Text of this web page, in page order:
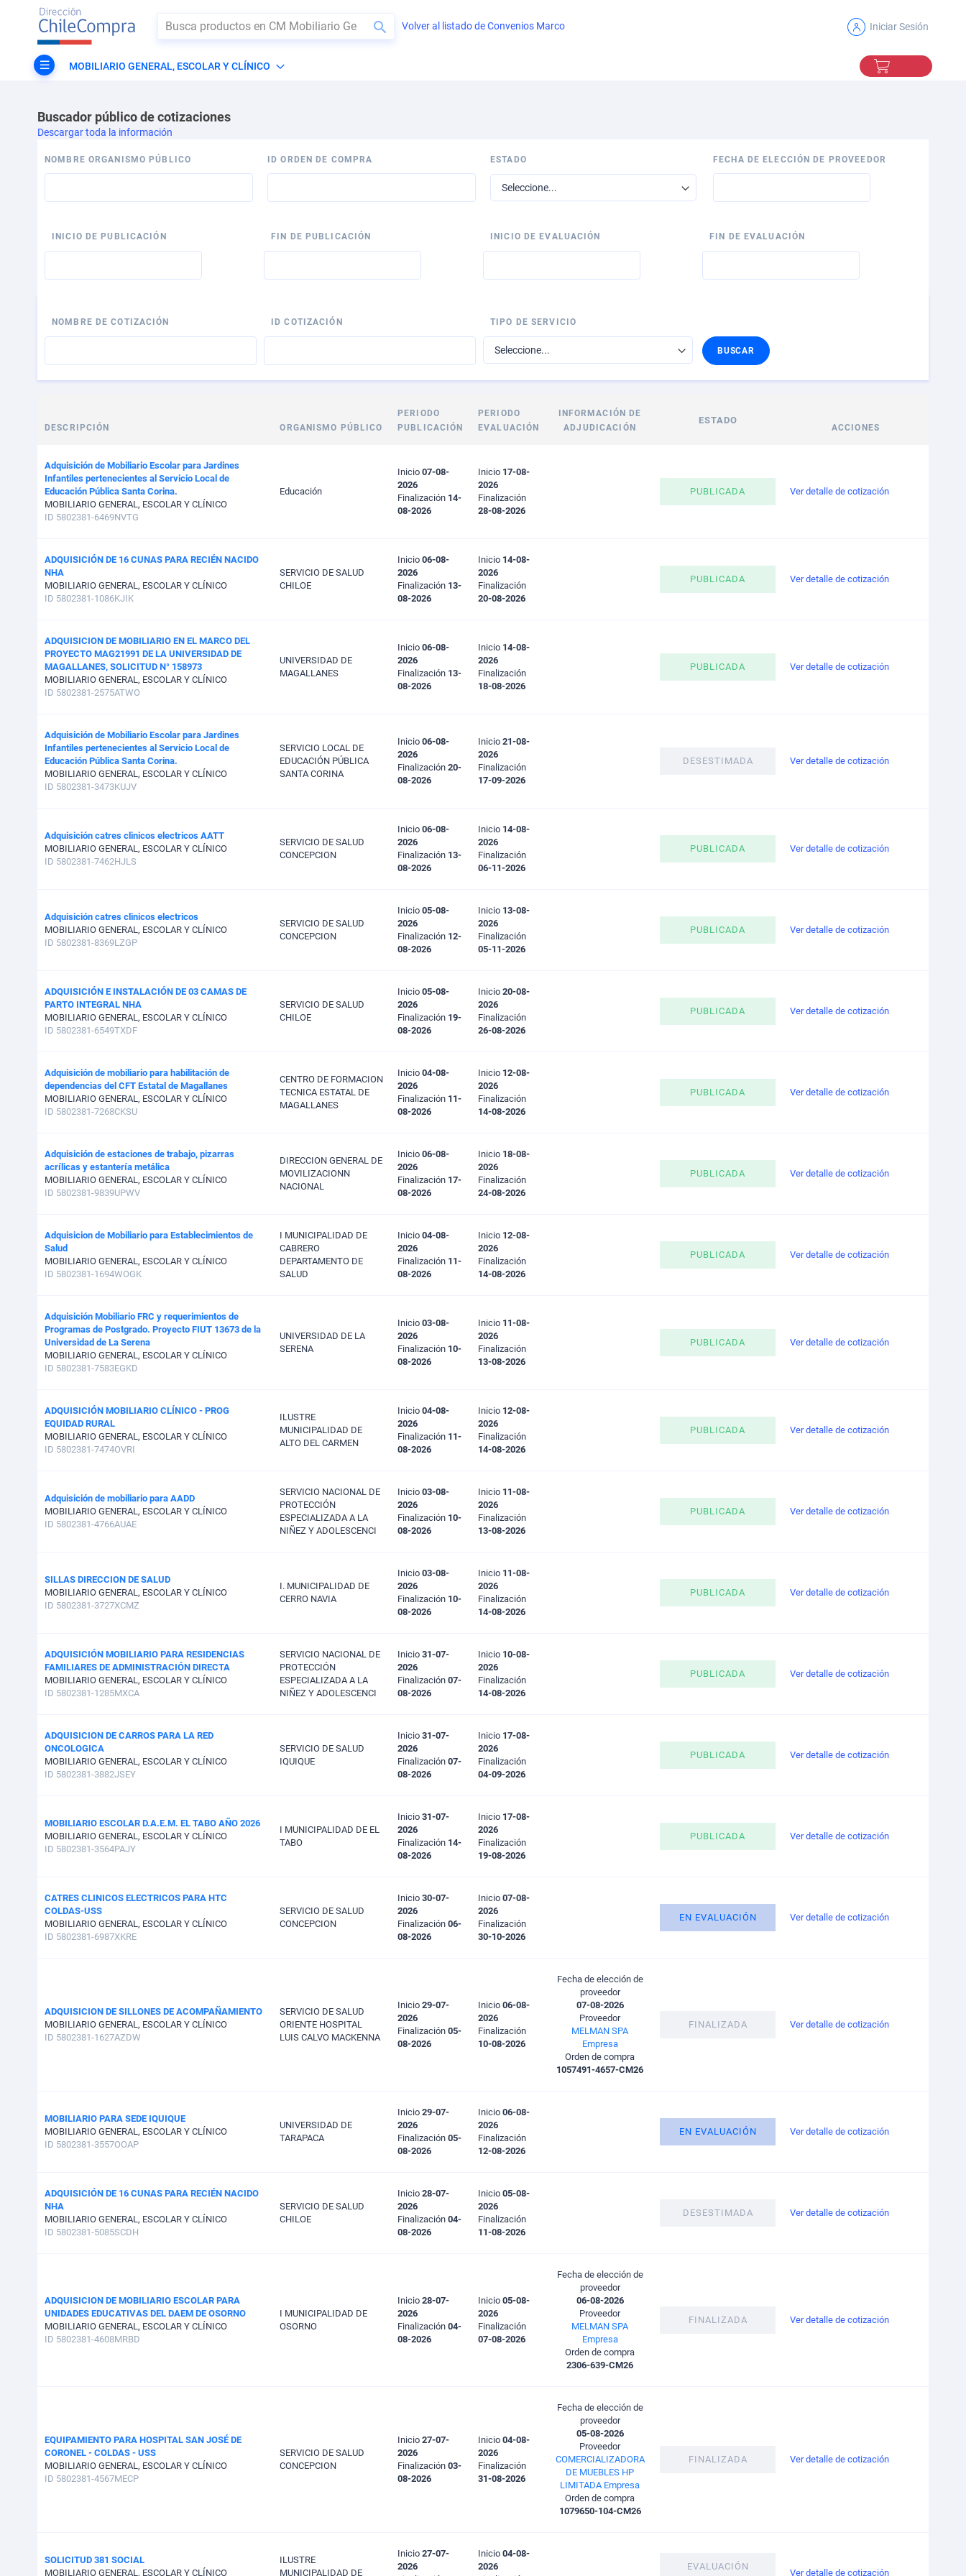
Mi Carro
Buscar BUSCAR
Volver al listado de Convenios Marco Iniciar Sesión
MOBILIARIO GENERAL, ESCOLAR Y CLÍNICO
Buscador público de cotizaciones
Descargar toda la información
NOMBRE ORGANISMO PÚBLICO ID ORDEN DE COMPRA ESTADO FECHA DE ELECCIÓN DE PROVEEDOR
INICIO DE PUBLICACIÓN FIN DE PUBLICACIÓN INICIO DE EVALUACIÓN FIN DE EVALUACIÓN
NOMBRE DE COTIZACIÓN ID COTIZACIÓN TIPO DE SERVICIO
BUSCAR
DESCRIPCIÓN ORGANISMO PÚBLICO
PERIODO
PUBLICACIÓN
PERIODO
EVALUACIÓN
INFORMACIÓN DE
ADJUDICACIÓN
ESTADO
ACCIONES
Adquisición de Mobiliario Escolar para Jardines
Infantiles pertenecientes al Servicio Local de
Educación Pública Santa Corina.
MOBILIARIO GENERAL, ESCOLAR Y CLÍNICO
ID 5802381-6469NVTG
Educación
Inicio 07-08-
2026
Finalización 14-
08-2026
Inicio 17-08-
2026
Finalización
28-08-2026
PUBLICADA Ver detalle de cotización
ADQUISICIÓN DE 16 CUNAS PARA RECIÉN NACIDO
NHA
MOBILIARIO GENERAL, ESCOLAR Y CLÍNICO
ID 5802381-1086KJIK
SERVICIO DE SALUD
CHILOE
Inicio 06-08-
2026
Finalización 13-
08-2026
Inicio 14-08-
2026
Finalización
20-08-2026
PUBLICADA Ver detalle de cotización
ADQUISICION DE MOBILIARIO EN EL MARCO DEL
PROYECTO MAG21991 DE LA UNIVERSIDAD DE
MAGALLANES, SOLICITUD N° 158973
MOBILIARIO GENERAL, ESCOLAR Y CLÍNICO
ID 5802381-2575ATWO
UNIVERSIDAD DE
MAGALLANES
Inicio 06-08-
2026
Finalización 13-
08-2026
Inicio 14-08-
2026
Finalización
18-08-2026
PUBLICADA Ver detalle de cotización
Adquisición de Mobiliario Escolar para Jardines
Infantiles pertenecientes al Servicio Local de
Educación Pública Santa Corina.
MOBILIARIO GENERAL, ESCOLAR Y CLÍNICO
ID 5802381-3473KUJV
SERVICIO LOCAL DE
EDUCACIÓN PÚBLICA
SANTA CORINA
Inicio 06-08-
2026
Finalización 20-
08-2026
Inicio 21-08-
2026
Finalización
17-09-2026
DESESTIMADA Ver detalle de cotización
Adquisición catres clinicos electricos AATT
MOBILIARIO GENERAL, ESCOLAR Y CLÍNICO
ID 5802381-7462HJLS
SERVICIO DE SALUD
CONCEPCION
Inicio 06-08-
2026
Finalización 13-
08-2026
Inicio 14-08-
2026
Finalización
06-11-2026
PUBLICADA Ver detalle de cotización
Adquisición catres clinicos electricos
MOBILIARIO GENERAL, ESCOLAR Y CLÍNICO
ID 5802381-8369LZGP
SERVICIO DE SALUD
CONCEPCION
Inicio 05-08-
2026
Finalización 12-
08-2026
Inicio 13-08-
2026
Finalización
05-11-2026
PUBLICADA Ver detalle de cotización
ADQUISICIÓN E INSTALACIÓN DE 03 CAMAS DE
PARTO INTEGRAL NHA
MOBILIARIO GENERAL, ESCOLAR Y CLÍNICO
ID 5802381-6549TXDF
SERVICIO DE SALUD
CHILOE
Inicio 05-08-
2026
Finalización 19-
08-2026
Inicio 20-08-
2026
Finalización
26-08-2026
PUBLICADA Ver detalle de cotización
Adquisición de mobiliario para habilitación de
dependencias del CFT Estatal de Magallanes
MOBILIARIO GENERAL, ESCOLAR Y CLÍNICO
ID 5802381-7268CKSU
CENTRO DE FORMACION
TECNICA ESTATAL DE
MAGALLANES
Inicio 04-08-
2026
Finalización 11-
08-2026
Inicio 12-08-
2026
Finalización
14-08-2026
PUBLICADA Ver detalle de cotización
Adquisición de estaciones de trabajo, pizarras
acrílicas y estantería metálica
MOBILIARIO GENERAL, ESCOLAR Y CLÍNICO
ID 5802381-9839UPWV
DIRECCION GENERAL DE
MOVILIZACIONN
NACIONAL
Inicio 06-08-
2026
Finalización 17-
08-2026
Inicio 18-08-
2026
Finalización
24-08-2026
PUBLICADA Ver detalle de cotización
Adquisicion de Mobiliario para Establecimientos de
Salud
MOBILIARIO GENERAL, ESCOLAR Y CLÍNICO
ID 5802381-1694WOGK
I MUNICIPALIDAD DE
CABRERO
DEPARTAMENTO DE
SALUD
Inicio 04-08-
2026
Finalización 11-
08-2026
Inicio 12-08-
2026
Finalización
14-08-2026
PUBLICADA Ver detalle de cotización
Adquisición Mobiliario FRC y requerimientos de
Programas de Postgrado. Proyecto FIUT 13673 de la
Universidad de La Serena
MOBILIARIO GENERAL, ESCOLAR Y CLÍNICO
ID 5802381-7583EGKD
UNIVERSIDAD DE LA
SERENA
Inicio 03-08-
2026
Finalización 10-
08-2026
Inicio 11-08-
2026
Finalización
13-08-2026
PUBLICADA Ver detalle de cotización
ADQUISICIÓN MOBILIARIO CLÍNICO - PROG
EQUIDAD RURAL
MOBILIARIO GENERAL, ESCOLAR Y CLÍNICO
ID 5802381-7474OVRI
ILUSTRE
MUNICIPALIDAD DE
ALTO DEL CARMEN
Inicio 04-08-
2026
Finalización 11-
08-2026
Inicio 12-08-
2026
Finalización
14-08-2026
PUBLICADA Ver detalle de cotización
Adquisición de mobiliario para AADD
MOBILIARIO GENERAL, ESCOLAR Y CLÍNICO
ID 5802381-4766AUAE
SERVICIO NACIONAL DE
PROTECCIÓN
ESPECIALIZADA A LA
NIÑEZ Y ADOLESCENCI
Inicio 03-08-
2026
Finalización 10-
08-2026
Inicio 11-08-
2026
Finalización
13-08-2026
PUBLICADA Ver detalle de cotización
SILLAS DIRECCION DE SALUD
MOBILIARIO GENERAL, ESCOLAR Y CLÍNICO
ID 5802381-3727XCMZ
I. MUNICIPALIDAD DE
CERRO NAVIA
Inicio 03-08-
2026
Finalización 10-
08-2026
Inicio 11-08-
2026
Finalización
14-08-2026
PUBLICADA Ver detalle de cotización
ADQUISICIÓN MOBILIARIO PARA RESIDENCIAS
FAMILIARES DE ADMINISTRACIÓN DIRECTA
MOBILIARIO GENERAL, ESCOLAR Y CLÍNICO
ID 5802381-1285MXCA
SERVICIO NACIONAL DE
PROTECCIÓN
ESPECIALIZADA A LA
NIÑEZ Y ADOLESCENCI
Inicio 31-07-
2026
Finalización 07-
08-2026
Inicio 10-08-
2026
Finalización
14-08-2026
PUBLICADA Ver detalle de cotización
ADQUISICION DE CARROS PARA LA RED
ONCOLOGICA
MOBILIARIO GENERAL, ESCOLAR Y CLÍNICO
ID 5802381-3882JSEY
SERVICIO DE SALUD
IQUIQUE
Inicio 31-07-
2026
Finalización 07-
08-2026
Inicio 17-08-
2026
Finalización
04-09-2026
PUBLICADA Ver detalle de cotización
MOBILIARIO ESCOLAR D.A.E.M. EL TABO AÑO 2026
MOBILIARIO GENERAL, ESCOLAR Y CLÍNICO
ID 5802381-3564PAJY
I MUNICIPALIDAD DE EL
TABO
Inicio 31-07-
2026
Finalización 14-
08-2026
Inicio 17-08-
2026
Finalización
19-08-2026
PUBLICADA Ver detalle de cotización
CATRES CLINICOS ELECTRICOS PARA HTC
COLDAS-USS
MOBILIARIO GENERAL, ESCOLAR Y CLÍNICO
ID 5802381-6987XKRE
SERVICIO DE SALUD
CONCEPCION
Inicio 30-07-
2026
Finalización 06-
08-2026
Inicio 07-08-
2026
Finalización
30-10-2026
EN EVALUACIÓN Ver detalle de cotización
ADQUISICION DE SILLONES DE ACOMPAÑAMIENTO
MOBILIARIO GENERAL, ESCOLAR Y CLÍNICO
ID 5802381-1627AZDW
SERVICIO DE SALUD
ORIENTE HOSPITAL
LUIS CALVO MACKENNA
Inicio 29-07-
2026
Finalización 05-
08-2026
Inicio 06-08-
2026
Finalización
10-08-2026
Fecha de elección de
proveedor
07-08-2026
Proveedor
MELMAN SPA
Empresa
Orden de compra
1057491-4657-CM26
FINALIZADA Ver detalle de cotización
MOBILIARIO PARA SEDE IQUIQUE
MOBILIARIO GENERAL, ESCOLAR Y CLÍNICO
ID 5802381-3557OOAP
UNIVERSIDAD DE
TARAPACA
Inicio 29-07-
2026
Finalización 05-
08-2026
Inicio 06-08-
2026
Finalización
12-08-2026
EN EVALUACIÓN Ver detalle de cotización
ADQUISICIÓN DE 16 CUNAS PARA RECIÉN NACIDO
NHA
MOBILIARIO GENERAL, ESCOLAR Y CLÍNICO
ID 5802381-5085SCDH
SERVICIO DE SALUD
CHILOE
Inicio 28-07-
2026
Finalización 04-
08-2026
Inicio 05-08-
2026
Finalización
11-08-2026
DESESTIMADA Ver detalle de cotización
ADQUISICION DE MOBILIARIO ESCOLAR PARA
UNIDADES EDUCATIVAS DEL DAEM DE OSORNO
MOBILIARIO GENERAL, ESCOLAR Y CLÍNICO
ID 5802381-4608MRBD
I MUNICIPALIDAD DE
OSORNO
Inicio 28-07-
2026
Finalización 04-
08-2026
Inicio 05-08-
2026
Finalización
07-08-2026
Fecha de elección de
proveedor
06-08-2026
Proveedor
MELMAN SPA
Empresa
Orden de compra
2306-639-CM26
FINALIZADA Ver detalle de cotización
EQUIPAMIENTO PARA HOSPITAL SAN JOSÉ DE
CORONEL - COLDAS - USS
MOBILIARIO GENERAL, ESCOLAR Y CLÍNICO
ID 5802381-4567MECP
SERVICIO DE SALUD
CONCEPCION
Inicio 27-07-
2026
Finalización 03-
08-2026
Inicio 04-08-
2026
Finalización
31-08-2026
Fecha de elección de
proveedor
05-08-2026
Proveedor
COMERCIALIZADORA
DE MUEBLES HP
LIMITADA Empresa
Orden de compra
1079650-104-CM26
FINALIZADA Ver detalle de cotización
SOLICITUD 381 SOCIAL
MOBILIARIO GENERAL, ESCOLAR Y CLÍNICO
ILUSTRE
MUNICIPALIDAD DE
Inicio 27-07-
2026
Inicio 04-08-
2026
EVALUACIÓN
Ver detalle de cotización